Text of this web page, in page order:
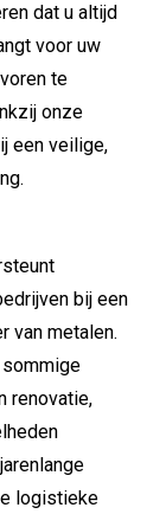
dat u altijd
voor uw
te
onze
een veilige,
bij een
van metalen.
renovatie,
logistieke